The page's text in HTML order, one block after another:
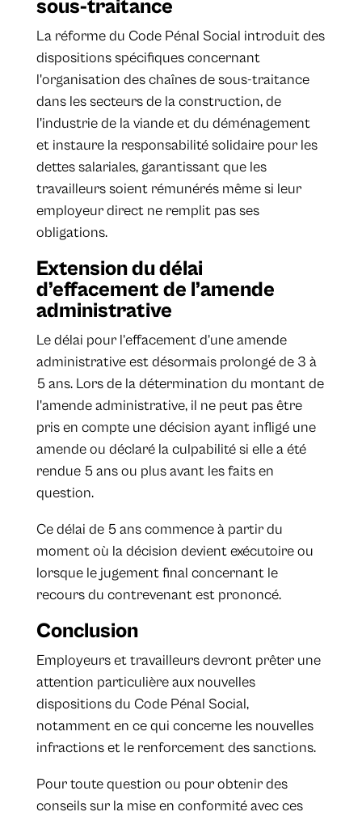
sous-traitance
La réforme du Code Pénal Social introduit des
dispositions spécifiques concernant
l'organisation des chaînes de sous-traitance
dans les secteurs de la construction, de
l'industrie de la viande et du déménagement
et instaure la responsabilité solidaire pour les
dettes salariales, garantissant que les
travailleurs soient rémunérés même si leur
employeur direct ne remplit pas ses
obligations.
Extension du délai
d’effacement de l’amende
administrative
Le délai pour l’effacement d’une amende
administrative est désormais prolongé de 3 à
5 ans. Lors de la détermination du montant de
l'amende administrative, il ne peut pas être
pris en compte une décision ayant infligé une
amende ou déclaré la culpabilité si elle a été
rendue 5 ans ou plus avant les faits en
question.
Ce délai de 5 ans commence à partir du
moment où la décision devient exécutoire ou
lorsque le jugement final concernant le
recours du contrevenant est prononcé.
Conclusion
Employeurs et travailleurs devront prêter une
attention particulière aux nouvelles
dispositions du Code Pénal Social,
notamment en ce qui concerne les nouvelles
infractions et le renforcement des sanctions.
Pour toute question ou pour obtenir des
conseils sur la mise en conformité avec ces